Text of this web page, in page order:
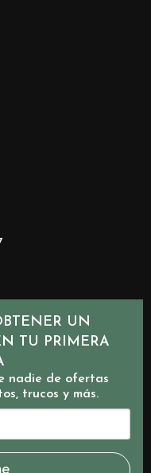
UN
TU PRIMERA
nadie de ofertas
trucos y más.